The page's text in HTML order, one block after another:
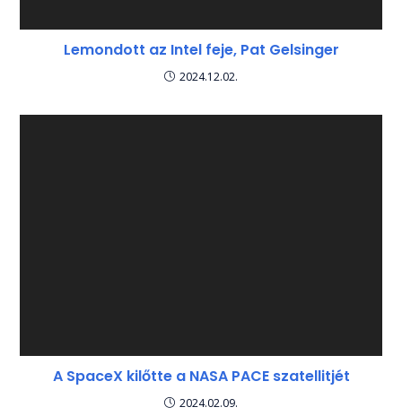
Lemondott az Intel feje, Pat Gelsinger
2024.12.02.
A SpaceX kilőtte a NASA PACE szatellitjét
2024.02.09.